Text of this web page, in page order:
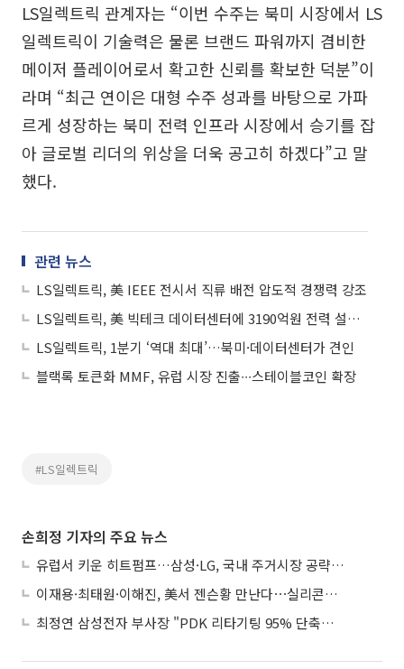
LS일렉트릭 관계자는 “이번 수주는 북미 시장에서 LS
일렉트릭이 기술력은 물론 브랜드 파워까지 겸비한
메이저 플레이어로서 확고한 신뢰를 확보한 덕분”이
라며 “최근 연이은 대형 수주 성과를 바탕으로 가파
르게 성장하는 북미 전력 인프라 시장에서 승기를 잡
아 글로벌 리더의 위상을 더욱 공고히 하겠다”고 말
했다.
관련 뉴스
LS일렉트릭, 美 IEEE 전시서 직류 배전 압도적 경쟁력 강조
LS일렉트릭, 美 빅테크 데이터센터에 3190억원 전력 설비 공급
LS일렉트릭, 1분기 ‘역대 최대’…북미·데이터센터가 견인
블랙록 토큰화 MMF, 유럽 시장 진출∙∙∙스테이블코인 확장
#LS일렉트릭
손희정 기자의 주요 뉴스
유럽서 키운 히트펌프…삼성·LG, 국내 주거시장 공략 ‘속도’
이재용·최태원·이해진, 美서 젠슨황 만난다⋯실리콘밸리 집결하는 AI리더
최정연 삼성전자 부사장 "PDK 리타기팅 95% 단축…에이전트 AI 시범 활용"